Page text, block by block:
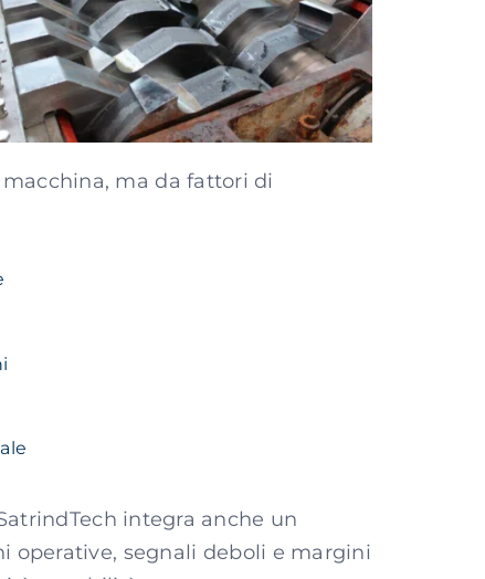
ma da fattori di
integra anche un
operative, segnali deboli e margini